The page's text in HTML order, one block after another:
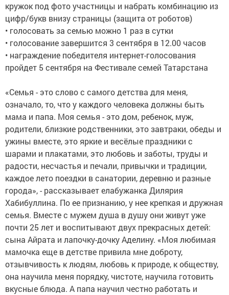
кружок под фото участницы и набрать комбинацию из
цифр/букв внизу страницы (защита от роботов)
• голосовать за семью можно 1 раз в сутки
• голосование завершится 3 сентября в 12.00 часов
• награждение победителя интернет-голосования
пройдет 5 сентября на Фестивале семей Татарстана
«Семья - это слово с самого детства для меня,
означало, то, что у каждого человека должны быть
мама и папа. Моя семья - это дом, ребенок, муж,
родители, близкие родственники, это завтраки, обеды и
ужины вместе, это яркие и весёлые праздники с
шарами и плакатами, это любовь и заботы, труды и
радости, несчастья и печали, привычки и традиции,
каждое лето поездки в санатории, деревню и разные
города», - рассказывает елабужанка Дилярия
Хабибуллина. По ее признанию, у нее крепкая и дружная
семья. Вместе с мужем душа в душу они живут уже
почти 25 лет и воспитывают двух прекрасных детей:
сына Айрата и лапочку-дочку Аделину. «Моя любимая
мамочка еще в детстве привила мне доброту,
отзывчивость к людям, любовь к природе, к обществу,
она научила меня порядку, чистоте, научила готовить
вкусные блюда. А папа научил честно работать и